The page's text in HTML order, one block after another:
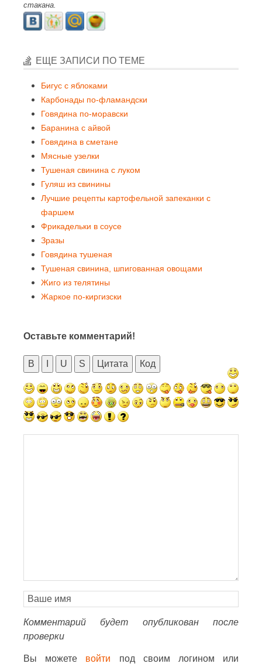
стакана.
ЕЩЕ ЗАПИСИ ПО ТЕМЕ
Бигус с яблоками
Карбонады по-фламандски
Говядина по-моравски
Баранина с айвой
Говядина в сметане
Мясные узелки
Тушеная свинина с луком
Гуляш из свинины
Лучшие рецепты картофельной запеканки с
фаршем
Фрикадельки в соусе
Зразы
Говядина тушеная
Тушеная свинина, шпигованная овощами
Жиго из телятины
Жаркое по-киргизски
Оставьте комментарий!
B U S Цитата Код
Комментарий будет опубликован после
проверки
Вы можете войти под своим логином или